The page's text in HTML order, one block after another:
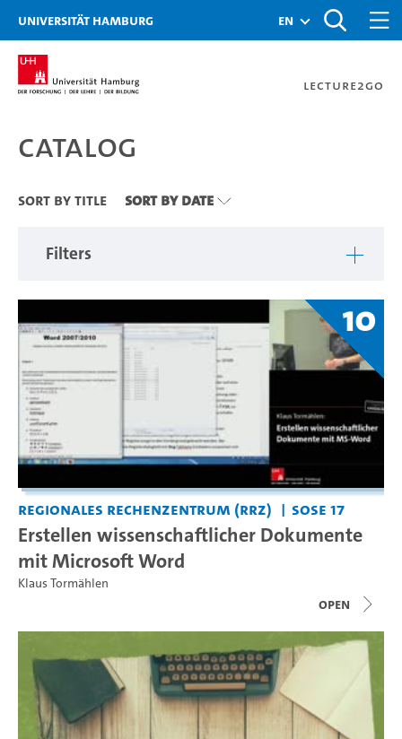
Zu den Filtern
Zur Metanavigation
Zur Hauptnavigation
Zur Suche
Zum Inhalt
Zum Seitenfuss
Universität Hamburg en
Lecture2Go
Catalog
Catalog
Sort By Title Sort By Date
Filters
10
Regionales Rechenzentrum (RRZ) SoSe 17
Erstellen wissenschaftlicher Dokumente
mit Microsoft Word
Klaus Tormählen
open